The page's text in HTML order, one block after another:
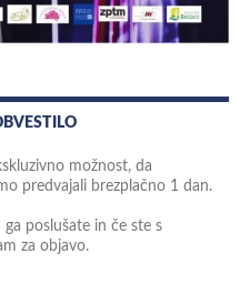
možnost, da
predvajali brezplačno 1 dan.
poslušate in če ste s
za objavo.